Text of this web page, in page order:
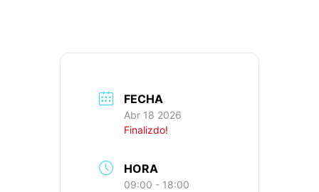
FECHA
Abr 18 2026
Finalizdo!
HORA
09:00 - 18:00